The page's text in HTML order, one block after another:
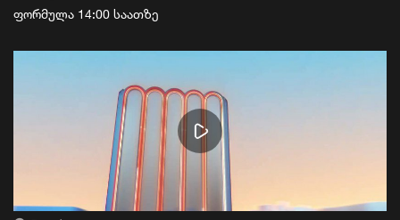
ფორმულა 14:00 საათზე